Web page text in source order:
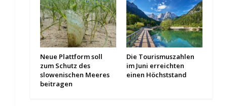
Neue Plattform soll
zum Schutz des
slowenischen Meeres
beitragen
Die Tourismuszahlen
im Juni erreichten
einen Höchststand